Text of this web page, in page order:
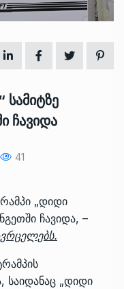
სამიტზე
ჩავიდა
41
„დიდი
ჩავიდა, –
.
საიდანაც „დიდი